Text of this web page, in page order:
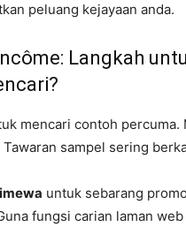
peluang kejayaan anda.
Langkah
mencari contoh percuma.
sampel sering
untuk sebarang
fungsi carian laman